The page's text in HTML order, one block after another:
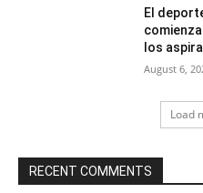
El
los
August 6,
Load
RECENT COMMENTS